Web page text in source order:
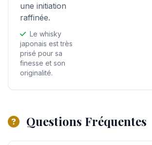
une initiation
raffinée.
Le whisky
japonais est très
prisé pour sa
finesse et son
originalité.
Questions Fréquentes